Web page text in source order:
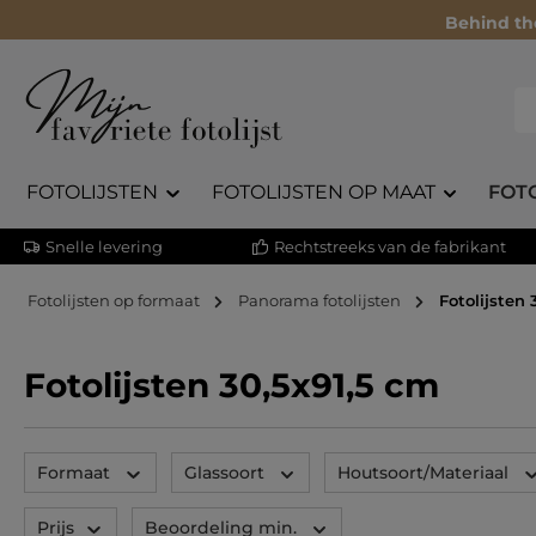
Behind
FOTOLIJSTEN FOTOLIJSTEN OP MAAT
Snelle levering Rechtstreeks van de fabrikant
Fotolijsten op formaat Panorama fotolijsten Fotolijsten
Fotolijsten 30,5x91,5 cm
Formaat Glassoort Houtsoort/Materiaal
Prijs Beoordeling min.